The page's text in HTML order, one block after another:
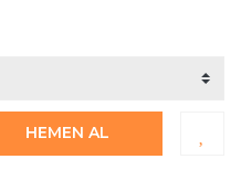
HEMEN AL